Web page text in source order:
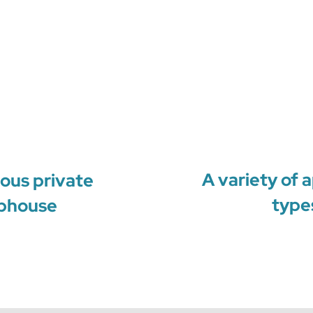
private
A variety of